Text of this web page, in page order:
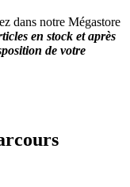
dans notre Mégastore
en stock et après
de votre